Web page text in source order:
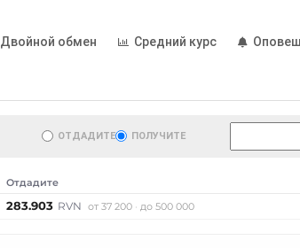
Двойной обмен Средний курс
ОТДАДИТЕ ПОЛУЧИТЕ
Отдадите
283.903 RVN от 37 200 до 500 000